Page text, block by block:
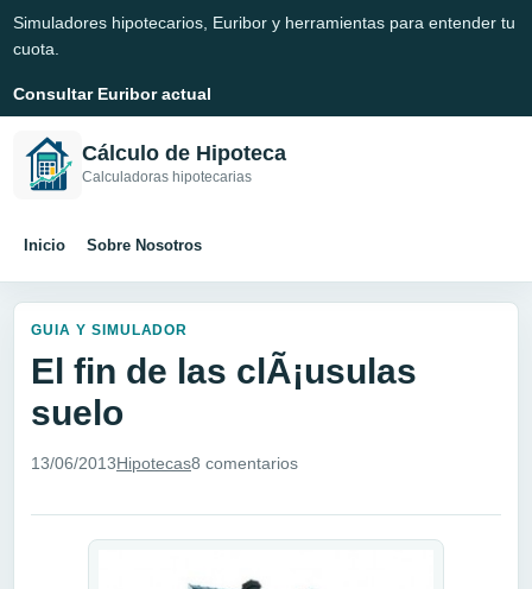
Simuladores hipotecarios, Euribor y herramientas para entender tu
cuota.
Consultar Euribor actual
Cálculo de Hipoteca
Calculadoras hipotecarias
Inicio Sobre Nosotros
GUIA Y SIMULADOR
El fin de las clÃ¡usulas
suelo
13/06/2013Hipotecas8 comentarios